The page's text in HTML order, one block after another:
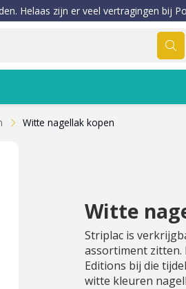
Helaas zijn er veel vertragingen bij
Witte nagellak kopen
Witte
Striplac is
assortiment zitten.
Editions bij die
witte kleuren